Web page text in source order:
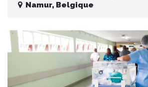
Namur, Belgique